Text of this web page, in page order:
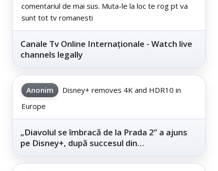
comentariul de mai sus. Muta-le la loc te rog pt va
sunt tot tv romanesti
Canale Tv Online Internaționale - Watch live
channels legally
Anonim
Disney+ removes 4K and HDR10 in
Europe
„Diavolul se îmbracă de la Prada 2” a ajuns
pe Disney+, după succesul din